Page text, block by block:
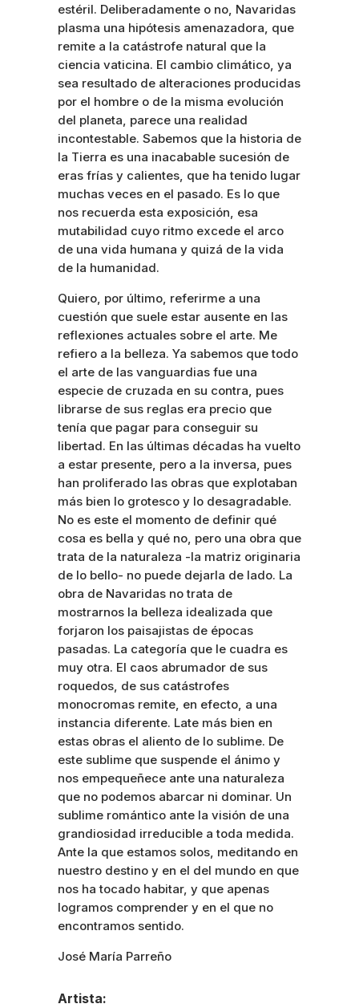
estéril. Deliberadamente o no, Navaridas
plasma una hipótesis amenazadora, que
remite a la catástrofe natural que la
ciencia vaticina. El cambio climático, ya
sea resultado de alteraciones producidas
por el hombre o de la misma evolución
del planeta, parece una realidad
incontestable. Sabemos que la historia de
la Tierra es una inacabable sucesión de
eras frías y calientes, que ha tenido lugar
muchas veces en el pasado. Es lo que
nos recuerda esta exposición, esa
mutabilidad cuyo ritmo excede el arco
de una vida humana y quizá de la vida
de la humanidad.
Quiero, por último, referirme a una
cuestión que suele estar ausente en las
reflexiones actuales sobre el arte. Me
refiero a la belleza. Ya sabemos que todo
el arte de las vanguardias fue una
especie de cruzada en su contra, pues
librarse de sus reglas era precio que
tenía que pagar para conseguir su
libertad. En las últimas décadas ha vuelto
a estar presente, pero a la inversa, pues
han proliferado las obras que explotaban
más bien lo grotesco y lo desagradable.
No es este el momento de definir qué
cosa es bella y qué no, pero una obra que
trata de la naturaleza -la matriz originaria
de lo bello- no puede dejarla de lado. La
obra de Navaridas no trata de
mostrarnos la belleza idealizada que
forjaron los paisajistas de épocas
pasadas. La categoría que le cuadra es
muy otra. El caos abrumador de sus
roquedos, de sus catástrofes
monocromas remite, en efecto, a una
instancia diferente. Late más bien en
estas obras el aliento de lo sublime. De
este sublime que suspende el ánimo y
nos empequeñece ante una naturaleza
que no podemos abarcar ni dominar. Un
sublime romántico ante la visión de una
grandiosidad irreducible a toda medida.
Ante la que estamos solos, meditando en
nuestro destino y en el del mundo en que
nos ha tocado habitar, y que apenas
logramos comprender y en el que no
encontramos sentido.
José María Parreño
Artista: